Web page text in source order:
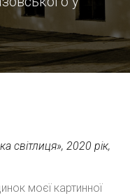
світлиця», 2020 рік,
моєї картинної